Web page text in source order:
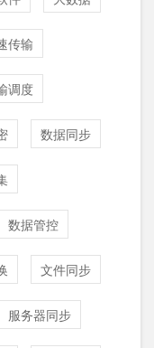
传输
调度
数据同步
数据管控
文件同步
服务器同步